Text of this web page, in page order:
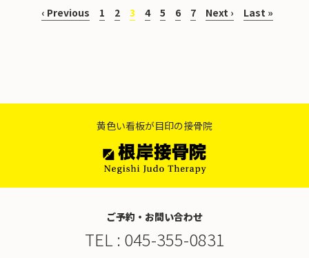
スタッフ紹介・募集
‹ Previous 1 2 3 4 5 6 7 Next › Last »
黄色い看板が目印の接骨院
ご予約・お問い合わせ
TEL : 045-355-0831